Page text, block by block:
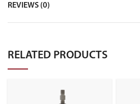
REVIEWS (0)
RELATED PRODUCTS